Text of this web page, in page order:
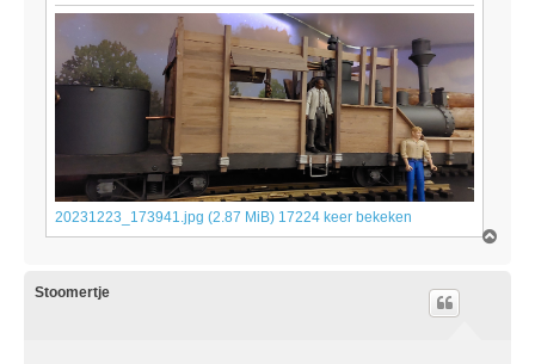
20231223_173941.jpg (2.87 MiB) 17224 keer bekeken
Stoomertje